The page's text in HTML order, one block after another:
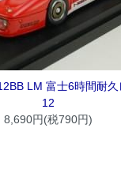
LM 富士6時間耐
12
8,690円(税790円)